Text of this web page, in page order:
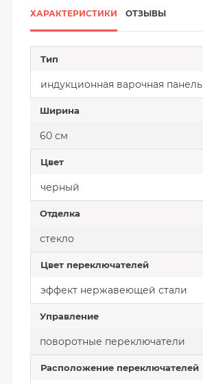
ХАРАКТЕРИСТИКИ ОТЗЫВЫ
Тип
индукционная варочная панель
Ширина
60 см
Цвет
черный
Отделка
стекло
Цвет переключателей
эффект нержавеющей стали
Управление
поворотные переключатели
Расположение переключателей